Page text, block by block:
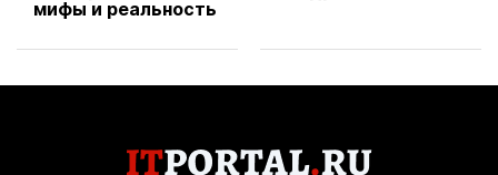
мифы и реальность